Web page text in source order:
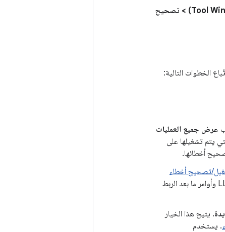
عرض (View) > نوافذ الأدوات (Tool Windows) > تصحيح
الخطوات التالية:
عرض جميع العمليات
يتم تشغيلها على
أخطائها.
تصحيح أخطاء
حالي. بالنسبة إلى رموز C وC++‎، يتيح لك ذلك إعادة استخدام أوامر بدء تشغيل LLDB وأوامر ما بعد الربط
. يتيح هذا الخيار
. يستخدم